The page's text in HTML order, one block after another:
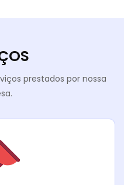
prestados por nossa